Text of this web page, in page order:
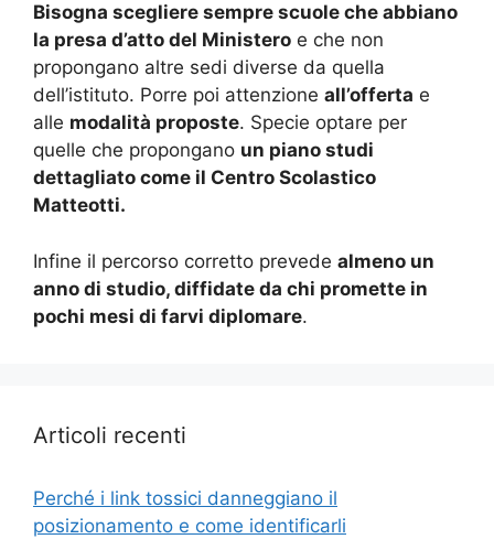
Bisogna scegliere sempre scuole che abbiano
la presa d’atto del Ministero e che non
propongano altre sedi diverse da quella
dell’istituto. Porre poi attenzione all’offerta e
alle modalità proposte. Specie optare per
quelle che propongano un piano studi
dettagliato come il Centro Scolastico
Matteotti.
Infine il percorso corretto prevede almeno un
anno di studio, diffidate da chi promette in
pochi mesi di farvi diplomare.
Articoli recenti
Perché i link tossici danneggiano il
posizionamento e come identificarli